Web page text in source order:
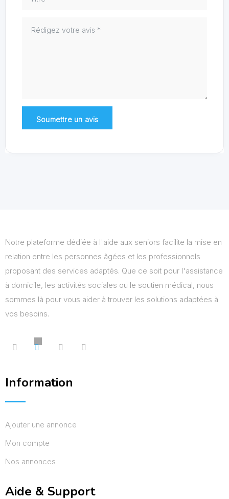
Notre plateforme dédiée à l'aide aux seniors facilite la mise en
relation entre les personnes âgées et les professionnels
proposant des services adaptés. Que ce soit pour l'assistance
à domicile, les activités sociales ou le soutien médical, nous
sommes là pour vous aider à trouver les solutions adaptées à
vos besoins.
Information
Ajouter une annonce
Mon compte
Nos annonces
Aide & Support